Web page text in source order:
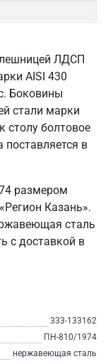
ЛДСП
AISI 430
Боковины
стали марки
столу болтовое
поставляется в
размером
Казань».
сталь
с доставкой в
333-133162
ПН-810/1974
нержавеющая сталь